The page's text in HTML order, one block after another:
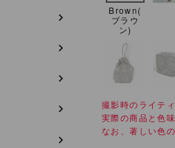
Brown(
ブラウ
ン)
撮影時のライテ
実際の商品と色
なお、著しい色